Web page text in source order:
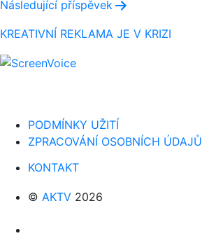
Následující příspěvek
KREATIVNÍ REKLAMA JE V KRIZI
PODMÍNKY UŽITÍ
ZPRACOVÁNÍ OSOBNÍCH ÚDAJŮ
KONTAKT
© AKTV 2026